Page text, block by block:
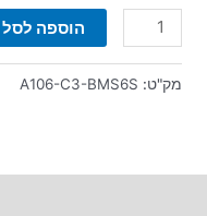
הוספה לסל
מק"ט: A106-C3-BMS6S